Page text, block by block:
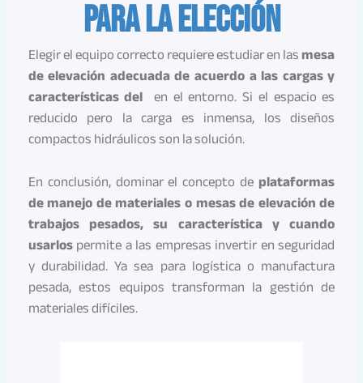
para la elección
Elegir el equipo correcto requiere estudiar en lasmesa
de elevación adecuada de acuerdo a las cargas y
características del en el entorno. Si el espacio es
reducido pero la carga es inmensa, los diseños
compactos hidráulicos son la solución.
En conclusión, dominar el concepto de plataformas
de manejo de materiales o mesas de elevación de
trabajos pesados, su característica y cuando
usarlospermite a las empresas invertir en seguridad
y durabilidad. Ya sea para logística o manufactura
pesada, estos equipos transforman la gestión de
materiales difíciles.